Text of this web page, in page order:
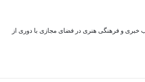
مطالب خبری و فرهنگی هنری در فضای مجازی با دوری از